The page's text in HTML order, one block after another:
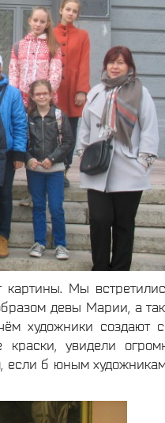
картины. Мы
девы Марии, а
художники создают
краски, увидели
если б юным